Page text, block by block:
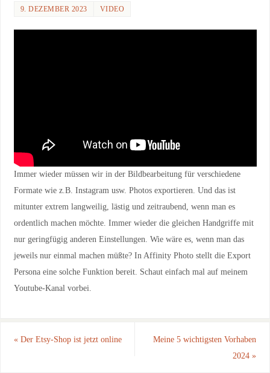
9. DEZEMBER 2023 VIDEO
Immer wieder müssen wir in der Bildbearbeitung für verschiedene
Formate wie z.B. Instagram usw. Photos exportieren. Und das ist
mitunter extrem langweilig, lästig und zeitraubend, wenn man es
ordentlich machen möchte. Immer wieder die gleichen Handgriffe mit
nur geringfügig anderen Einstellungen. Wie wäre es, wenn man das
jeweils nur einmal machen müßte? In Affinity Photo stellt die Export
Persona eine solche Funktion bereit. Schaut einfach mal auf meinem
Youtube-Kanal vorbei.
«Der Etsy-Shop ist jetzt online
Meine 5 wichtigsten Vorhaben
2024»